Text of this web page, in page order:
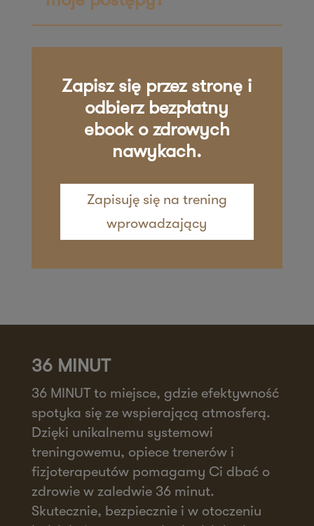
36 MINUT Żory
ul. Wolontariuszy 17/u6
Zapisz mnie
36 MINUT Żywiec
ul. Kościuszki 29
34-200 Żywiec
Zapisz się przez stronę i
odbierz bezpłatny
ebook o zdrowych
nawykach.
Zapisuję się na trening
wprowadzający
36 MINUT
36 MINUT to miejsce, gdzie efektywność
spotyka się ze wspierającą atmosferą.
Dzięki unikalnemu systemowi
treningowemu, opiece trenerów i
fizjoterapeutów pomagamy Ci dbać o
zdrowie w zaledwie 36 minut.
Skutecznie, bezpiecznie i w otoczeniu